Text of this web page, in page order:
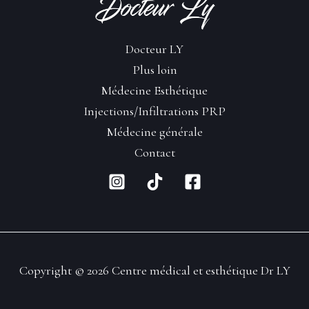
Docteur LY
Plus loin
Médecine Esthétique
Injections/Infiltrations PRP
Médecine générale
Contact
Copyright © 2026 Centre médical et esthétique Dr LY